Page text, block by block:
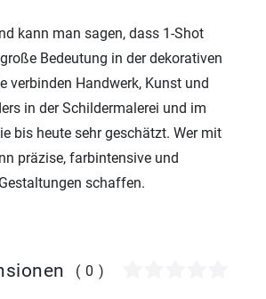
kann man sagen, dass 1-Shot
Bedeutung in der dekorativen
verbinden Handwerk, Kunst und
in der Schildermalerei und im
bis heute sehr geschätzt. Wer mit
präzise, farbintensive und
schaffen.
(0)